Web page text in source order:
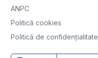
ANPC
Politică cookies
Politică de confidențialitate